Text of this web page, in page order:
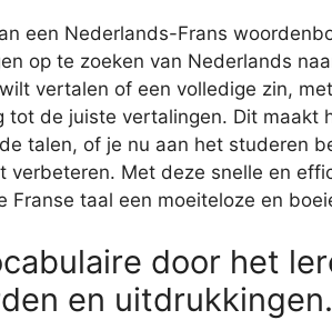
een Nederlands-Frans
op te zoeken van Nederlands
vertalen of een volledige zin,
tot de juiste vertalingen. Dit maakt
talen, of je nu aan het studeren
verbeteren. Met deze snelle en
Franse taal een moeiteloze en
door het
en uitdrukkingen.